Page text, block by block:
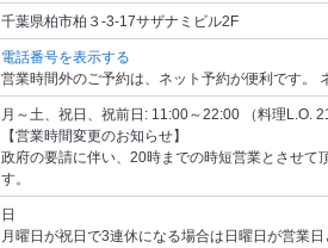
千葉県柏市柏３-3-17サザナミビル2F
電話番号を表示する
営業時間外のご予約は、ネット予約が便利です。
月～土、祝日、祝前日: 11:00～22:00 （料理L.O.
【営業時間変更のお知らせ】
政府の要請に伴い、20時までの時短営業とさせ
す。
日
月曜日が祝日で3連休になる場合は日曜日が営業